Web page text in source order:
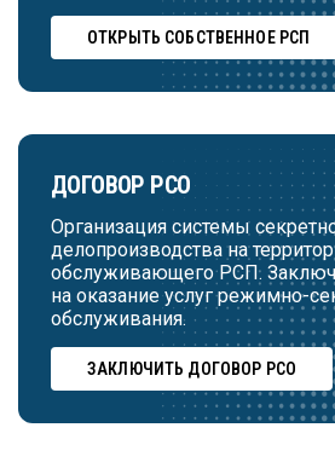
ОТКРЫТЬ СОБСТВЕННОЕ РСП
ДОГОВОР РСО
Организация системы
делопроизводства на
обслуживающего РСП.
на оказание услуг режимно-
обслуживания.
ЗАКЛЮЧИТЬ ДОГОВОР РСО